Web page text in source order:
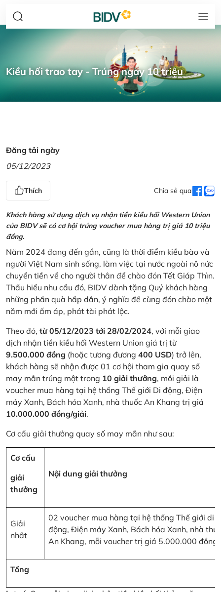
Kiều hối trao tay - Trúng ngay 10 triệu
Đăng tải ngày
05/12/2023
Thích Chia sẻ qua
Khách hàng sử dụng dịch vụ nhận tiền kiều hối Western Union
của BIDV sẽ có cơ hội trúng voucher mua hàng trị giá 10 triệu
đồng.
Năm 2024 đang đến gần, cũng là thời điểm kiều bào và
người Việt Nam sinh sống, làm việc tại nước ngoài nô nức
chuyển tiền về cho người thân để chào đón Tết Giáp Thìn.
Thấu hiểu nhu cầu đó, BIDV dành tặng Quý khách hàng
những phần quà hấp dẫn, ý nghĩa để cùng đón chào một
năm mới ấm áp, phát tài phát lộc.
Theo đó, từ 05/12/2023 tới 28/02/2024, với mỗi giao
dịch nhận tiền kiều hối Western Union giá trị từ
9.500.000 đồng (hoặc tương đương 400 USD) trở lên,
khách hàng sẽ nhận được 01 cơ hội tham gia quay số
may mắn trúng một trong 10 giải thưởng, mỗi giải là
voucher mua hàng tại hệ thống Thế giới Di động, Điện
máy Xanh, Bách hóa Xanh, nhà thuốc An Khang trị giá
10.000.000 đồng/giải.
Cơ cấu giải thưởng quay số may mắn như sau:
Cơ cấu
giải
thưởng
Nội dung giải thưởng
Giải
nhất
02 voucher mua hàng tại hệ thống Thế giới di
động, Điện máy Xanh, Bách hóa Xanh, nhà
An Khang, mỗi voucher trị giá 5.000.000 đồng
Tổng